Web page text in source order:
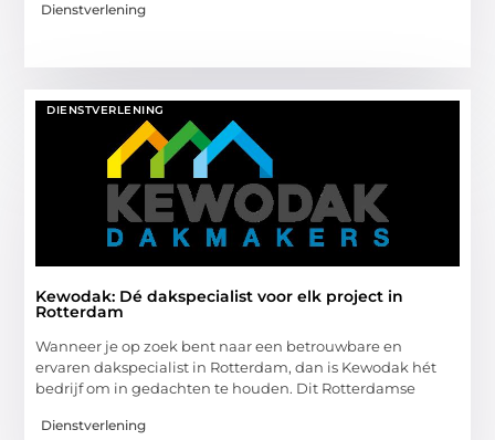
Dienstverlening
DIENSTVERLENING
Kewodak: Dé dakspecialist voor elk project in
Rotterdam
Wanneer je op zoek bent naar een betrouwbare en
ervaren dakspecialist in Rotterdam, dan is Kewodak hét
bedrijf om in gedachten te houden. Dit Rotterdamse
Dienstverlening